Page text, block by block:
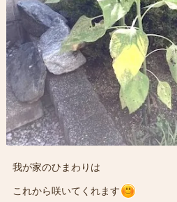
我が家のひまわりは
これから咲いてくれます